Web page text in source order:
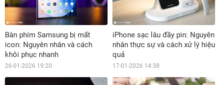
Bàn phím Samsung bị mất
icon: Nguyên nhân và cách
khôi phục nhanh
26-01-2026 19:20
iPhone sạc lâu đầy pin: Nguyên
nhân thực sự và cách xử lý hiệu
quả
17-01-2026 14:38